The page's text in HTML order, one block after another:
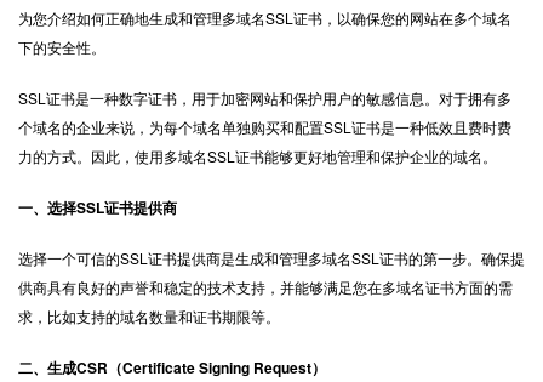
为您介绍如何正确地生成和管理多域名SSL证书，以确保您的网站在多个域名
下的安全性。
SSL证书是一种数字证书，用于加密网站和保护用户的敏感信息。对于拥有多
个域名的企业来说，为每个域名单独购买和配置SSL证书是一种低效且费时费
力的方式。因此，使用多域名SSL证书能够更好地管理和保护企业的域名。
一、选择SSL证书提供商
选择一个可信的SSL证书提供商是生成和管理多域名SSL证书的第一步。确保提
供商具有良好的声誉和稳定的技术支持，并能够满足您在多域名证书方面的需
求，比如支持的域名数量和证书期限等。
二、生成CSR（Certificate Signing Request）